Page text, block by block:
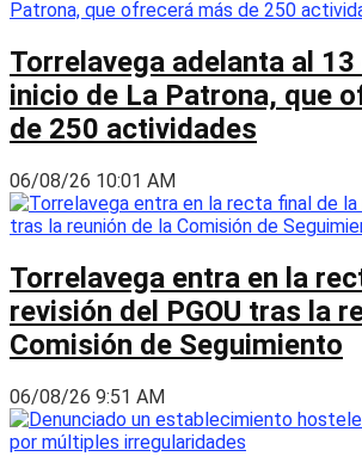
Torrelavega adelanta al 13
inicio de La Patrona, que
de 250 actividades
06/08/26 10:01 AM
Torrelavega entra en la
revisión del PGOU tras la
Comisión de Seguimiento
06/08/26 9:51 AM